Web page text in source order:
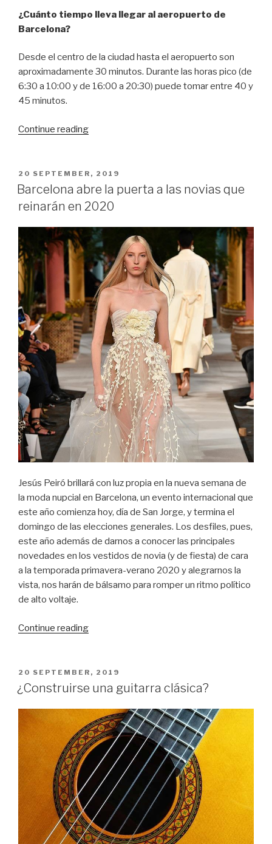
¿Cuánto tiempo lleva llegar al aeropuerto de
Barcelona?
Desde el centro de la ciudad hasta el aeropuerto son
aproximadamente 30 minutos. Durante las horas pico (de
6:30 a 10:00 y de 16:00 a 20:30) puede tomar entre 40 y
45 minutos.
Continue reading“Preguntas
el
aeropuerto
de
POSTED
ON
20 SEPTEMBER, 2019
Barcelona abre la puerta a las novias que
reinarán en 2020
Jesús Peiró brillará con luz propia en la nueva semana de
la moda nupcial en Barcelona, ​​un evento internacional que
este año comienza hoy, día de San Jorge, y termina el
domingo de las elecciones generales. Los desfiles, pues,
este año además de darnos a conocer las principales
novedades en los vestidos de novia (y de fiesta) de cara
a la temporada primavera-verano 2020 y alegrarnos la
vista, nos harán de bálsamo para romper un ritmo político
de alto voltaje.
Continue reading“Barcelona
puerta
a
novias
que
reinarán
en
2020”
POSTED
ON
20 SEPTEMBER, 2019
¿Construirse una guitarra clásica?